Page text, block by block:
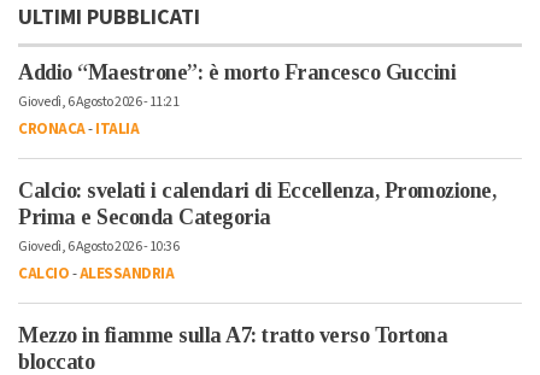
ULTIMI PUBBLICATI
Addio “Maestrone”: è morto Francesco Guccini
Giovedì, 6 Agosto 2026 - 11:21
CRONACA-ITALIA
Calcio: svelati i calendari di Eccellenza, Promozione,
Prima e Seconda Categoria
Giovedì, 6 Agosto 2026 - 10:36
CALCIO-ALESSANDRIA
Mezzo in fiamme sulla A7: tratto verso Tortona
bloccato